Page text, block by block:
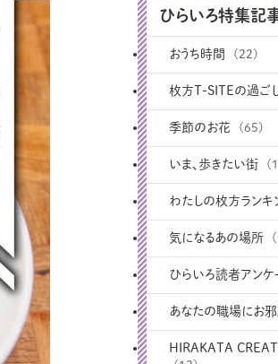
ひらいろ特集記
おうち時間 (22)
枚方T-SITEの過ご
季節のお花 (65)
いま、歩きたい街
わたしの枚方ランキ
気になるあの場所
ひらいろ読者アンケ
あなたの職場にお邪
HIRAKATA